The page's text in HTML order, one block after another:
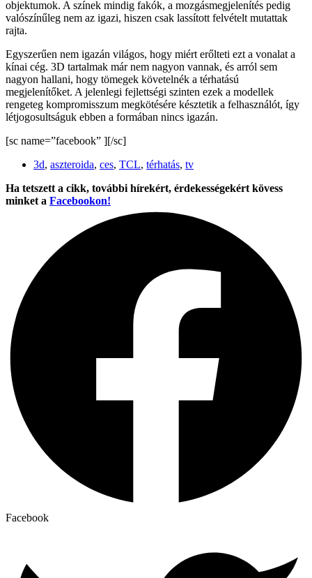
objektumok. A színek mindig fakók, a mozgásmegjelenítés pedig
valószínűleg nem az igazi, hiszen csak lassított felvételt mutattak
rajta.
Egyszerűen nem igazán világos, hogy miért erőlteti ezt a vonalat a
kínai cég. 3D tartalmak már nem nagyon vannak, és arról sem
nagyon hallani, hogy tömegek követelnék a térhatású
megjelenítőket. A jelenlegi fejlettségi szinten ezek a modellek
rengeteg kompromisszum megkötésére késztetik a felhasználót, így
létjogosultságuk ebben a formában nincs igazán.
[sc name=”facebook” ][/sc]
3d, aszteroida, ces, TCL, térhatás, tv
Ha tetszett a cikk, további hírekért, érdekességekért kövess
minket a Facebookon!
Facebook